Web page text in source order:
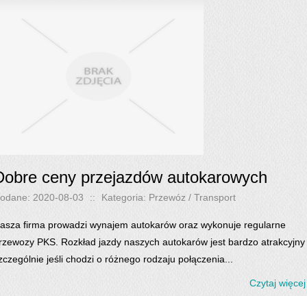
ceny przejazdów autokarowych
2020-08-03 :: Kategoria: Przewóz / Transport
firma prowadzi wynajem autokarów oraz wykonuje regularne
PKS. Rozkład jazdy naszych autokarów jest bardzo atrakcyjny
jeśli chodzi o różnego rodzaju połączenia...
Czytaj